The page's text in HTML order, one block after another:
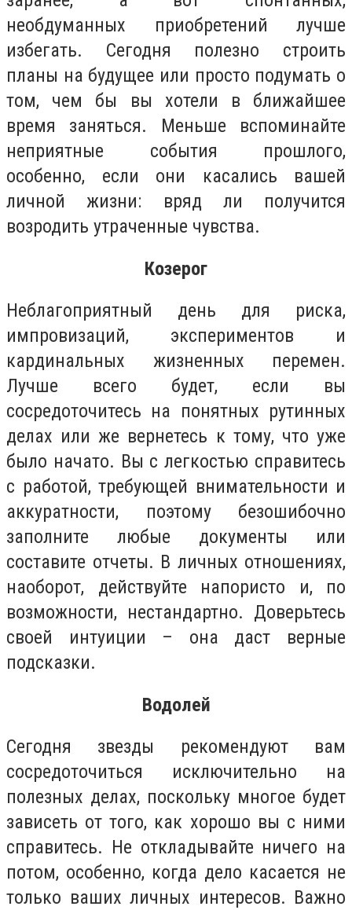
необдуманных приобретений лучше
избегать. Сегодня полезно строить
планы на будущее или просто подумать о
том, чем бы вы хотели в ближайшее
время заняться. Меньше вспоминайте
неприятные события прошлого,
особенно, если они касались вашей
личной жизни: вряд ли получится
возродить утраченные чувства.
Козерог
Неблагоприятный день для риска,
импровизаций, экспериментов и
кардинальных жизненных перемен.
Лучше всего будет, если вы
сосредоточитесь на понятных рутинных
делах или же вернетесь к тому, что уже
было начато. Вы с легкостью справитесь
с работой, требующей внимательности и
аккуратности, поэтому безошибочно
заполните любые документы или
составите отчеты. В личных отношениях,
наоборот, действуйте напористо и, по
возможности, нестандартно. Доверьтесь
своей интуиции – она даст верные
подсказки.
Водолей
Сегодня звезды рекомендуют вам
сосредоточиться исключительно на
полезных делах, поскольку многое будет
зависеть от того, как хорошо вы с ними
справитесь. Не откладывайте ничего на
потом, особенно, когда дело касается не
только ваших личных интересов. Важно